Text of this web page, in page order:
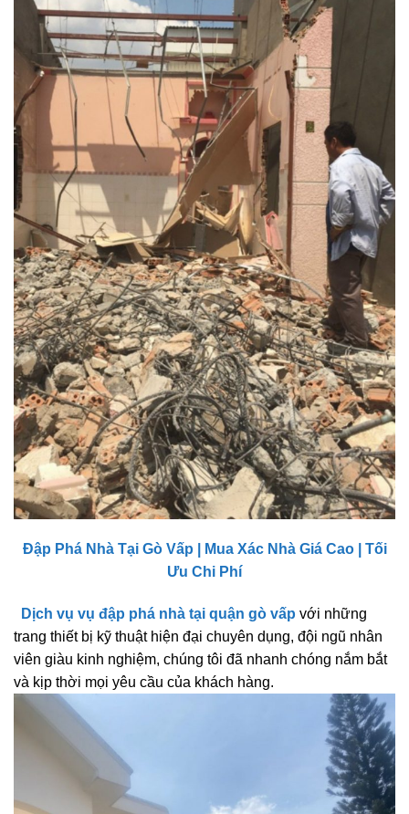
Đập Phá Nhà Tại Gò Vấp | Mua Xác Nhà Giá Cao | Tối
Ưu Chi Phí
Dịch vụ vụ đập phá nhà tại quận gò vấp với những
trang thiết bị kỹ thuật hiện đại chuyên dụng, đội ngũ nhân
viên giàu kinh nghiệm, chúng tôi đã nhanh chóng nắm bắt
và kịp thời mọi yêu cầu của khách hàng.